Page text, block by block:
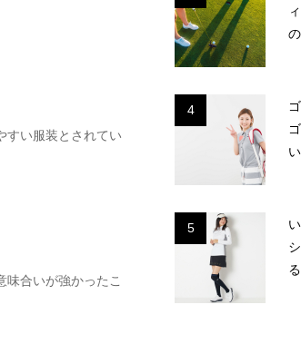
すい服装とされてい
味合いが強かったこ
4
5